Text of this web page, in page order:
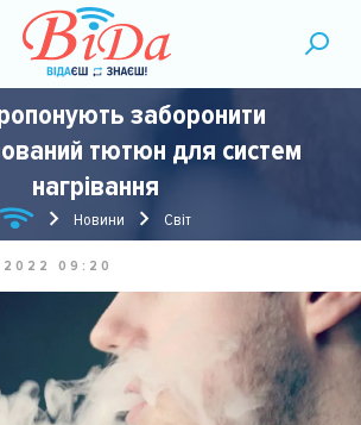
заборонити
тютюн для систем
нагрівання
Новини Світ
09:20